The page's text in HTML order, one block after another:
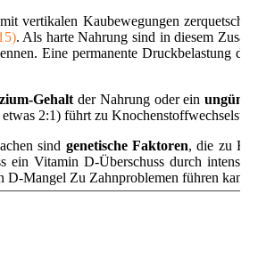
vertikalen Kaubewegungen zerquetscht
. Als harte Nahrung sind in diesem
Eine permanente Druckbelastung
Gehalt der Nahrung oder ein
2:1) führt zu
sind genetische Faktoren, die zu
ein Vitamin D-Überschuss durch
D-Mangel Zu Zahnproblemen führen kann,